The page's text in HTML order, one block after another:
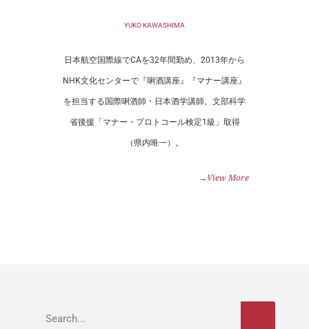
YUKO KAWASHIMA
日本航空国際線でCAを32年間勤め、2013年から
NHK文化センターで『唎酒講座』『マナー講座』
を担当する国際唎酒師・日本酒学講師。文部科学
省後援「マナー・プロトコール検定1級」取得
（県内唯一）。
→View More